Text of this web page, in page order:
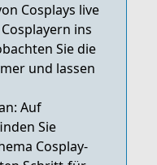
Cosplays live
ins
Sie die
und lassen
Auf
Sie
Cosplay-